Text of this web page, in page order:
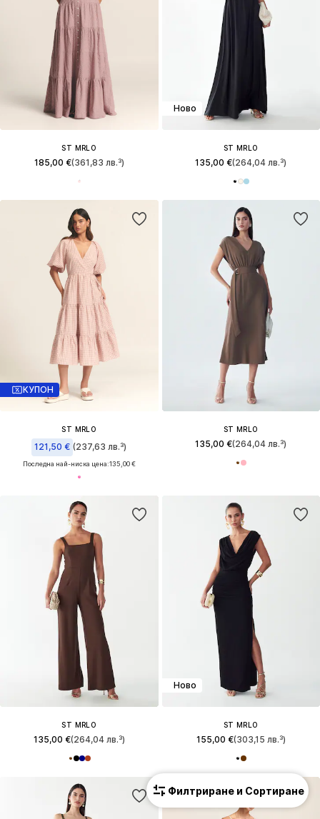
ST MRLO
185,00 €(361,83 лв.³)
Ново
ST MRLO
135,00 €(264,04 лв.³)
КУПОН
ST MRLO
121,50 € (237,63 лв.³)
Последна най-ниска цена:135,00 €
ST MRLO
135,00 €(264,04 лв.³)
ST MRLO
135,00 €(264,04 лв.³)
Ново
ST MRLO
155,00 €(303,15 лв.³)
Филтриране и Сортиране